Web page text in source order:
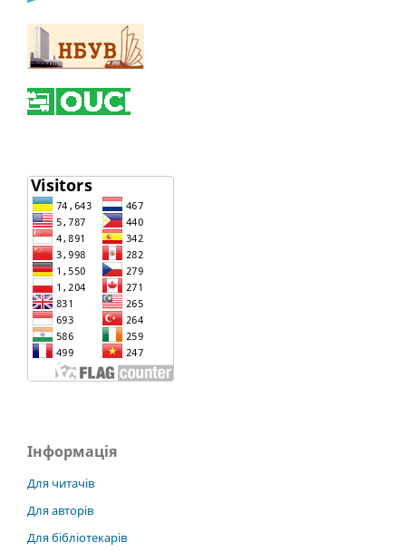
Інформація
Для читачів
Для авторів
Для бібліотекарів